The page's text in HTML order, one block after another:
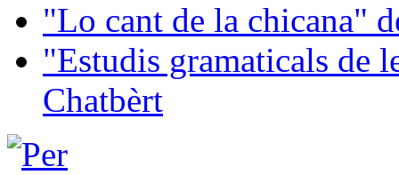
"Lo cant de la chicana"
"Estudis gramaticals de
Chatbèrt